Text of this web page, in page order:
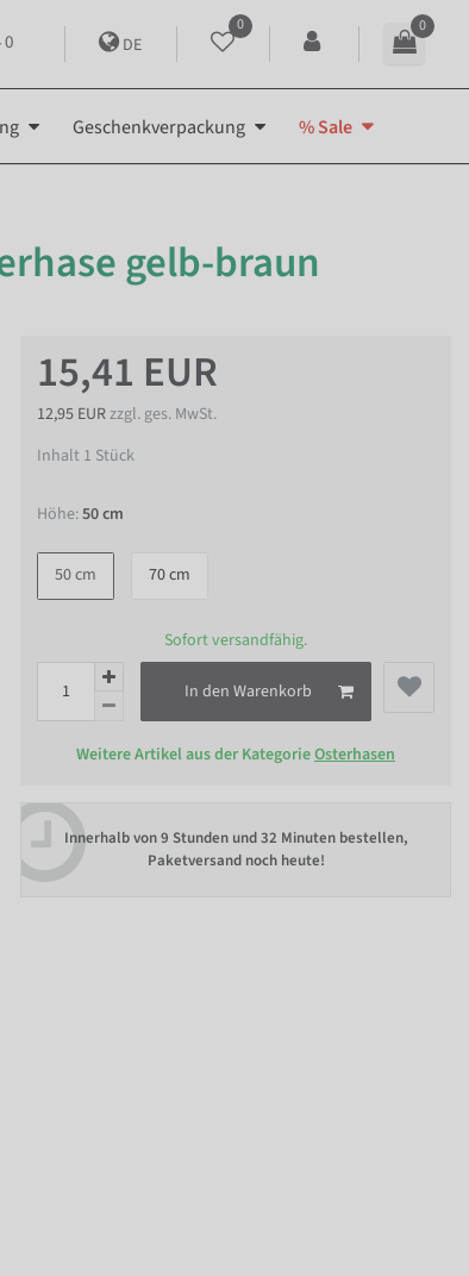
0 DE
0 0
Geschenkverpackung % Sale
gelb-braun
15,41 EUR
12,95 EURzzgl. ges. MwSt.
Inhalt 1 Stück
Höhe:50 cm
50 cm 70 cm
Sofort versandfähig.
In den Warenkorb
Weitere Artikel aus der KategorieOsterhasen
Innerhalb von9 Stunden und 32 Minuten bestellen,
Paketversand noch heute!